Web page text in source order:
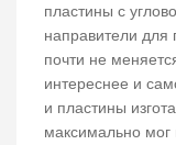
пластины с
направители
почти не
интереснее и
и пластины
максимально мог